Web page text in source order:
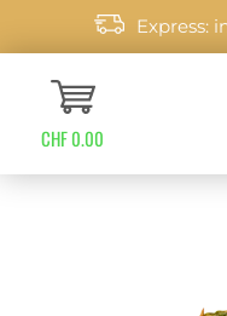
Express:
CHF 0.00